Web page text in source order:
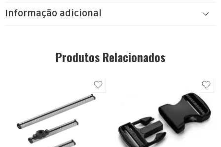
Informação adicional
Produtos Relacionados